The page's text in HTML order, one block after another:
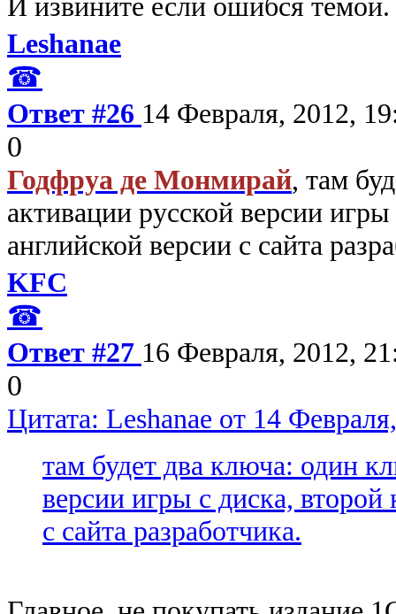
Leshanae
☎
Ответ #26 14 Февраля, 2012,
0
Годфруа де Монмирай, там
активации русской версии
английской версии с сайта
KFC
☎
Ответ #27 16 Февраля, 2012,
0
Цитата: Leshanae от 14
там будет два ключа: один
версии игры с диска,
с сайта разработчика.